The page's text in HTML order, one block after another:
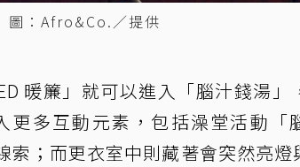
圖：Afro&Co.／提供
暖簾」就可以進入「腦汁錢湯」
多互動元素，包括澡堂活動「
；而更衣室中則藏著會突然亮燈